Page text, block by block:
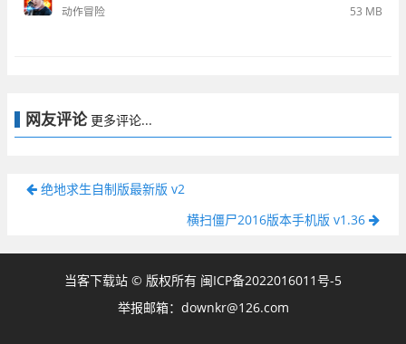
动作冒险 53 MB
网友评论 更多评论...
绝地求生自制版最新版 v2
横扫僵尸2016版本手机版 v1.36
当客下载站 © 版权所有 闽ICP备2022016011号-5
举报邮箱：downkr@126.com